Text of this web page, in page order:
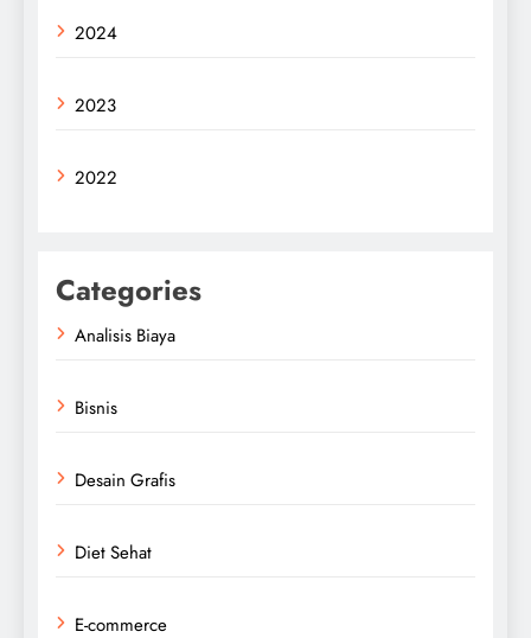
2024
2023
2022
Categories
Analisis Biaya
Bisnis
Desain Grafis
Diet Sehat
E-commerce